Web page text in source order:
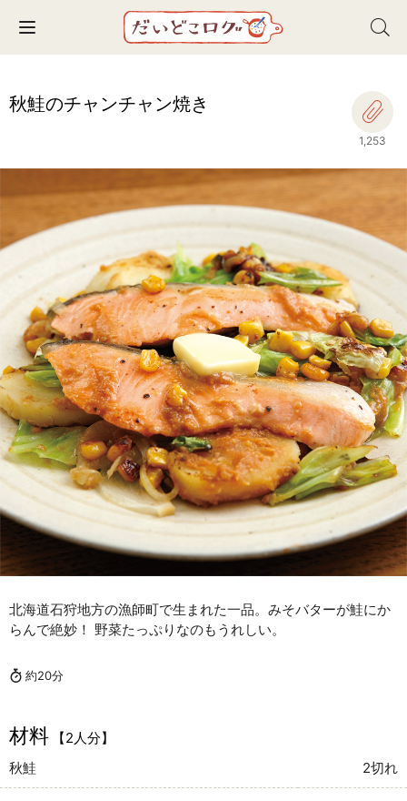
Toggle navigation
秋鮭のチャンチャン焼き
1,253
北海道石狩地方の漁師町で生まれた一品。みそバターが鮭にか
らんで絶妙！ 野菜たっぷりなのもうれしい。
約20分
材料
【2人分】
秋鮭
2切れ